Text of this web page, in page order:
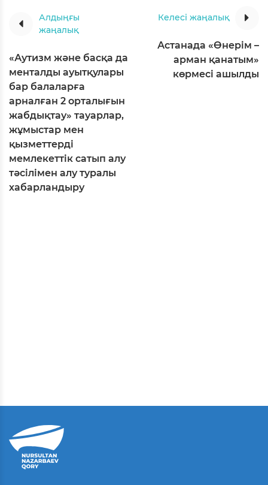
Алдыңғы
жаңалық
«Аутизм және басқа да
менталды ауытқулары
бар балаларға
арналған 2 орталығын
жабдықтау» тауарлар,
жұмыстар мен
қызметтерді
мемлекеттік сатып алу
тәсілімен алу туралы
хабарландыру
Келесі жаңалық
Астанада «Өнерім –
арман қанатым»
көрмесі ашылды